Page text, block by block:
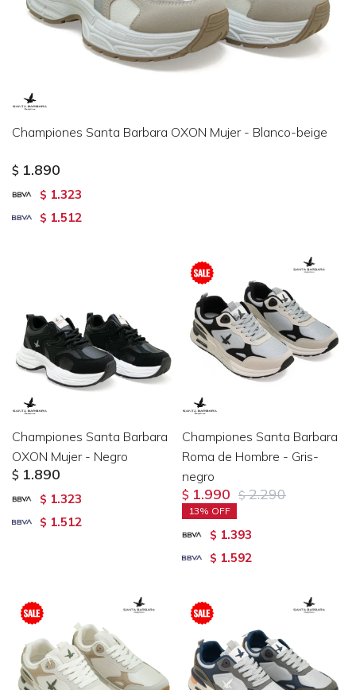
Championes Santa Barbara OXON Mujer - Blanco-beige
$ 1.890
$ 1.323
$ 1.512
Championes Santa Barbara
OXON Mujer - Negro
$ 1.890
$ 1.323
$ 1.512
Championes Santa Barbara
Roma de Hombre - Gris-
negro
$ 1.990 $ 2.290
13
$ 1.393
$ 1.592